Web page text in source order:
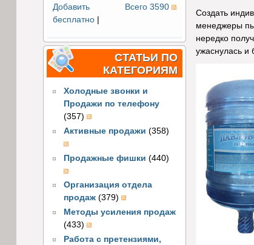
Всего 3590
Добавить
бесплатно|
СТАТЬИ ПО
КАТЕГОРИЯМ
Холодные звонки и
Продажи по телефону
(357)
Активные продажи (358)
Продажные фишки (440)
Организация отдела
продаж (379)
Методы усиления продаж
(433)
Работа с претензиями,
Создать
менеджеры
нередко
ужаснулась и